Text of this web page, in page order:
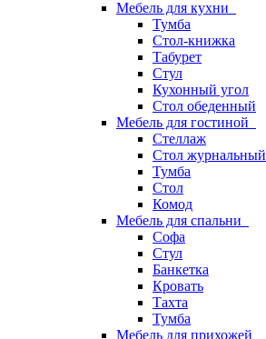
Мебель для кухни
Тумба
Стол-книжка
Табурет
Стул
Кухонный угол
Стол обеденный
Мебель для гостиной
Стеллаж
Стол журнальный
Тумба
Стол
Комод
Мебель для спальни
Софа
Стул
Банкетка
Кровать
Тахта
Тумба
Мебель для прихожей